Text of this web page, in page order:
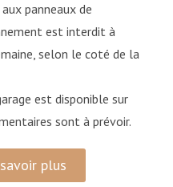
panneaux de
est interdit à
selon le coté de la
est disponible sur
sont à prévoir.
plus